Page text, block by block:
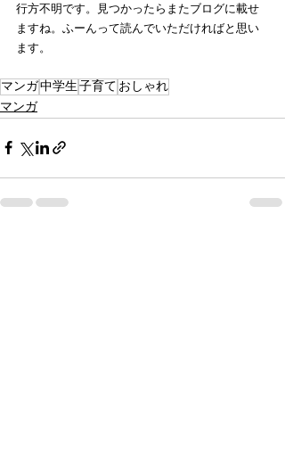
行方不明です。見つかったらまたブログに載せ
ますね。ふーんって読んでいただければと思い
ます。
マンガ中学生子育て おしゃれ
マンガ